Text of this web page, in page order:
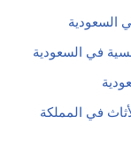
السعودية
في السعودية
في المملكة